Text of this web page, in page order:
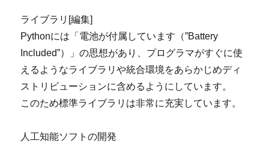
ライブラリ[編集]
Pythonには「電池が付属しています（”Battery
Included”）」の思想があり、プログラマがすぐに使
えるようなライブラリや統合環境をあらかじめディ
ストリビューションに含めるようにしています。
このため標準ライブラリは非常に充実しています。
人工知能ソフトの開発